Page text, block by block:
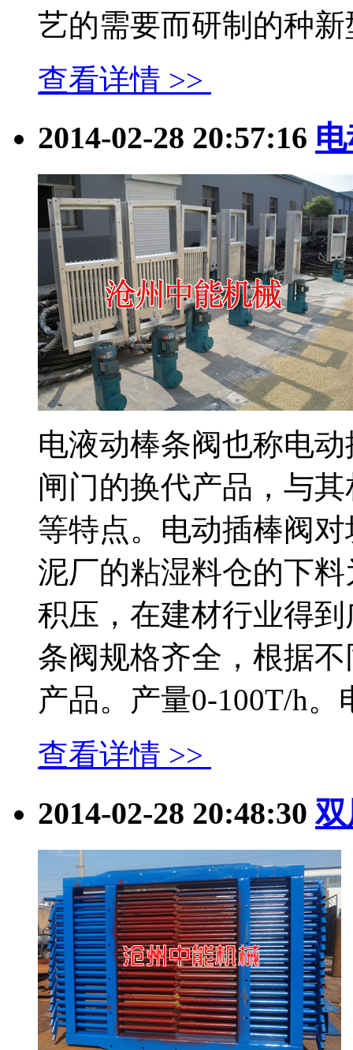
艺的需要而研制的种新
查看详情 >>
2014-02-28 20:57:16
电液动棒条阀也称电
闸门的换代产品，与
等特点。电动插棒阀
泥厂的粘湿料仓的下
积压，在建材行业得
条阀规格齐全，根据
产品。产量0-100T/h。
查看详情 >>
2014-02-28 20:48:30